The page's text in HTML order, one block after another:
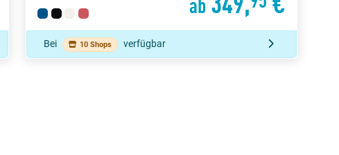
ab
Bei 10 Shops verfügbar